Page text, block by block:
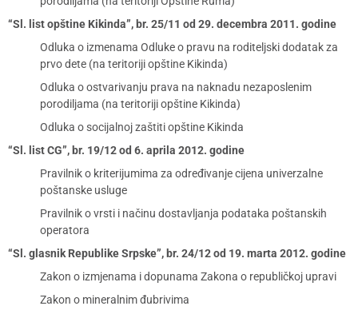
“Sl. list opštine Kikinda”, br. 25/11 od 29. decembra 2011. godine
Odluka o izmenama Odluke o pravu na roditeljski dodatak za
prvo dete (na teritoriji opštine Kikinda)
Odluka o ostvarivanju prava na naknadu nezaposlenim
porodiljama (na teritoriji opštine Kikinda)
Odluka o socijalnoj zaštiti opštine Kikinda
“Sl. list CG”, br. 19/12 od 6. aprila 2012. godine
Pravilnik o kriterijumima za određivanje cijena univerzalne
poštanske usluge
Pravilnik o vrsti i načinu dostavljanja podataka poštanskih
operatora
“Sl. glasnik Republike Srpske”, br. 24/12 od 19. marta 2012. godine
Zakon o izmjenama i dopunama Zakona o republičkoj upravi
Zakon o mineralnim đubrivima